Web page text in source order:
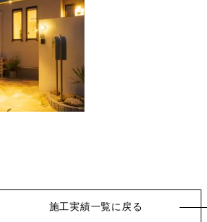
施工実績一覧に戻る